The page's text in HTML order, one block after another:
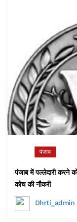
पंजाब
पंजाब में पल्लेदारी करने
कोच की नौकरी
Dhrti_admin